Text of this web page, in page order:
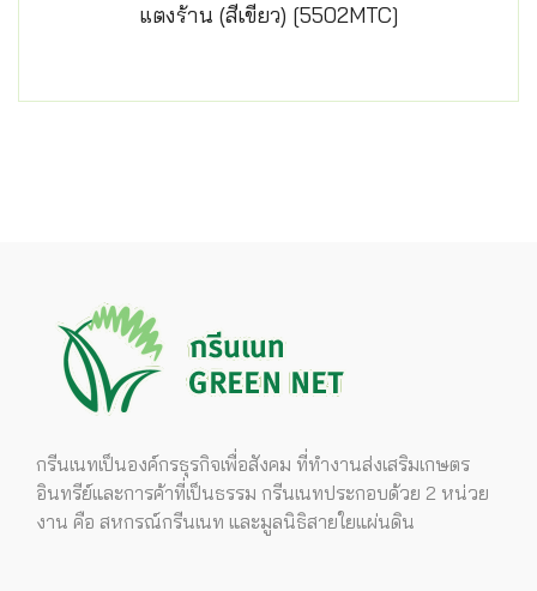
แตงร้าน (สีเขียว) [5502MTC]
กรีนเนทเป็นองค์กรธุรกิจเพื่อสังคม ที่ทำงานส่งเสริมเกษตร
อินทรีย์และการค้าที่เป็นธรรม กรีนเนทประกอบด้วย 2 หน่วย
งาน คือ สหกรณ์กรีนเนท และมูลนิธิสายใยแผ่นดิน